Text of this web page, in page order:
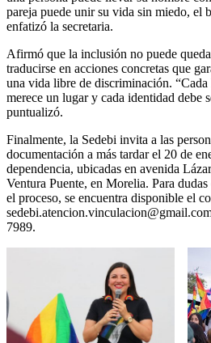
pareja puede unir su vida sin miedo, el
enfatizó la secretaria.
Afirmó que la inclusión no puede
traducirse en acciones concretas que
una vida libre de discriminación.
merece un lugar y cada identidad debe
puntualizó.
Finalmente, la Sedebi invita a las
documentación a más tardar el 20 de
dependencia, ubicadas en avenida
Ventura Puente, en Morelia. Para
el proceso, se encuentra disponible el
7989.